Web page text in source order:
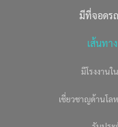
มีที่จอดร
เส้นทา
มีโรงงาน
เชี่ยวชาญด้านโล